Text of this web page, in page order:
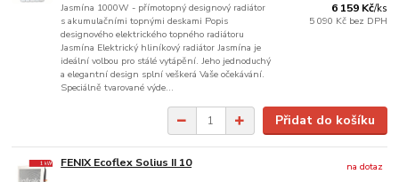
Jasmína 1000W - přímotopný designový radiátor
s akumulačními topnými deskami Popis
designového elektrického topného radiátoru
Jasmína Elektrický hliníkový radiátor Jasmína je
ideální volbou pro stálé vytápění. Jeho jednoduchý
a elegantní design splní veškerá Vaše očekávání.
Speciálně tvarované výde...
6 159 Kč/ks
5 090 Kč bez DPH
Přidat do košíku
FENIX Ecoflex Solius II 10 na dotaz